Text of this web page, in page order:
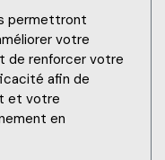
permettront
votre
de renforcer votre
afin de
et votre
en